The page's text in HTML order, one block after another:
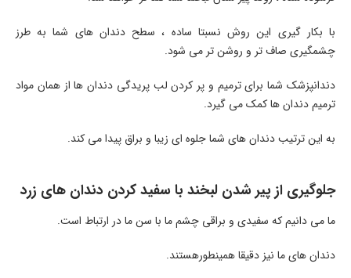
با بکار گیری این روش نسبتا ساده ، سطح دندان های شما به طرز
چشمگیری صاف تر و روشن تر می شود.
دندانپزشک شما برای ترمیم و پر کردن لب پریدگی دندان ها از همان مواد
ترمیم دندان ها کمک می گیرد.
به این ترتیب دندان های شما جلوه ای زیبا و براق پیدا می کند.
جلوگیری از پیر شدن لبخند با سفید کردن دندان های زرد
ما می دانیم که سفیدی و براقی چشم ما با سن ما در ارتباط است.
دندان های ما نیز دقیقا همینطورهستند.